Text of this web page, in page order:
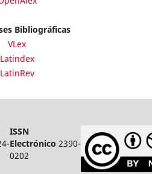
Bibliográficas
VLex
Latindex
LatinRev
ISSN
Electrónico 2390-
0202